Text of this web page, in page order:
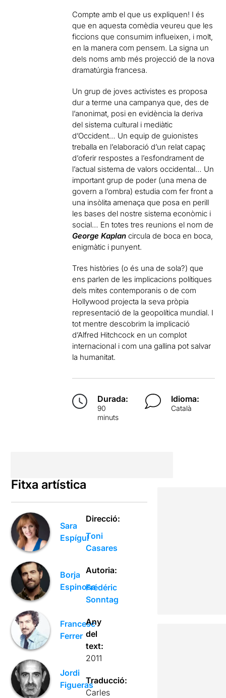
Compte amb el que us expliquen! I és
que en aquesta comèdia veureu que les
ficcions que consumim influeixen, i molt,
en la manera com pensem. La signa un
dels noms amb més projecció de la nova
dramatúrgia francesa.
Un grup de joves activistes es proposa
dur a terme una campanya que, des de
l’anonimat, posi en evidència la deriva
del sistema cultural i mediàtic
d’Occident… Un equip de guionistes
treballa en l’elaboració d’un relat capaç
d’oferir respostes a l’esfondrament de
l’actual sistema de valors occidental… Un
important grup de poder (una mena de
govern a l’ombra) estudia com fer front a
una insòlita amenaça que posa en perill
les bases del nostre sistema econòmic i
social… En totes tres reunions el nom de
George Kaplan circula de boca en boca,
enigmàtic i punyent.
Tres històries (o és una de sola?) que
ens parlen de les implicacions polítiques
dels mites contemporanis o de com
Hollywood projecta la seva pròpia
representació de la geopolítica mundial. I
tot mentre descobrim la implicació
d’Alfred Hitchcock en un complot
internacional i com una gallina pot salvar
la humanitat.
Durada:
90
minuts
Idioma:
Català
Fitxa artística
Sara
Espígul
Borja
Espinosa
Francesc
Ferrer
Jordi
Figueras
Direcció:
Toni
Casares
Autoria:
Frédéric
Sonntag
Any
del
text:
2011
Traducció:
Carles